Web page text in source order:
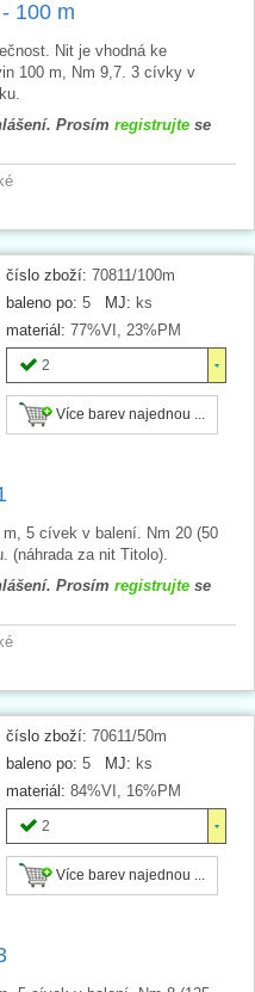
100 m
Nit je vhodná ke
100 m, Nm 9,7. 3 cívky v
Prosím registrujte se
číslo zboží: 70811/100m
baleno po: 5 MJ: ks
materiál: 77%VI, 23%PM
2
Více barev najednou ...
5 cívek v balení. Nm 20 (50
(náhrada za nit Titolo).
Prosím registrujte se
číslo zboží: 70611/50m
baleno po: 5 MJ: ks
materiál: 84%VI, 16%PM
2
Více barev najednou ...